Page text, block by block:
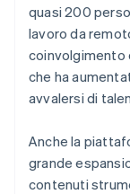
quasi 200
lavoro da
coinvolgimento
che ha
avvalersi di
Anche la
grande
contenuti